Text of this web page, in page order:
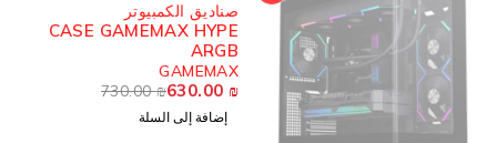
صناديق الكمبيوتر
CASE GAMEMAX HYPE
ARGB
GAMEMAX
730.00₪630.00
إضافة إلى السلة